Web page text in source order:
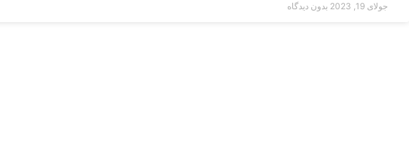
جولای 19, 2023 بدون دیدگاه